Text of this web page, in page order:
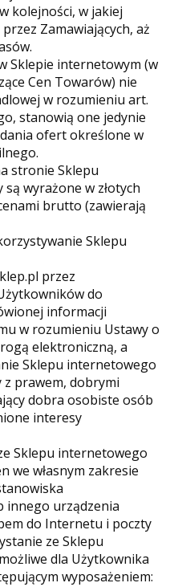
kolejności, w jakiej
Zamawiających, aż
Sklepie internetowym (w
Cen Towarów) nie
w rozumieniu art.
stanowią one jedynie
ofert określone w
stronie Sklepu
wyrażone w złotych
brutto (zawierają
Sklepu
przez
do
informacji
w rozumieniu Ustawy o
elektroniczną, a
Sklepu internetowego
prawem, dobrymi
dobra osobiste osób
interesy
Sklepu internetowego
we własnym zakresie
innego urządzenia
do Internetu i poczty
ze Sklepu
dla Użytkownika
wyposażeniem: